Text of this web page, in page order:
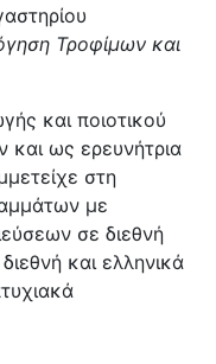
Τροφίμων και
και ποιοτικού
και ως ερευνήτρια
στη
με
σε διεθνή
και ελληνικά